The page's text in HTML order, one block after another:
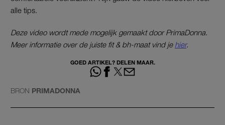
alle tips.
Deze video wordt mede mogelijk gemaakt door PrimaDonna.
Meer informatie over de juiste fit & bh-maat vind je hier.
GOED ARTIKEL? DELEN MAAR.
BRON PRIMADONNA